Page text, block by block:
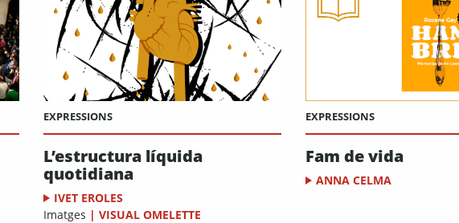
EXPRESSIONS
L’estructura líquida
quotidiana
IVET EROLES
Imatges | VISUAL OMELETTE
EXPRESSIONS
Fam de vida
ANNA CELMA